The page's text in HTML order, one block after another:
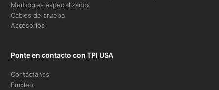
Medidores especializados
Cables de prueba
Accesorios
Ponte en contacto con TPI USA
Contáctanos
Empleo